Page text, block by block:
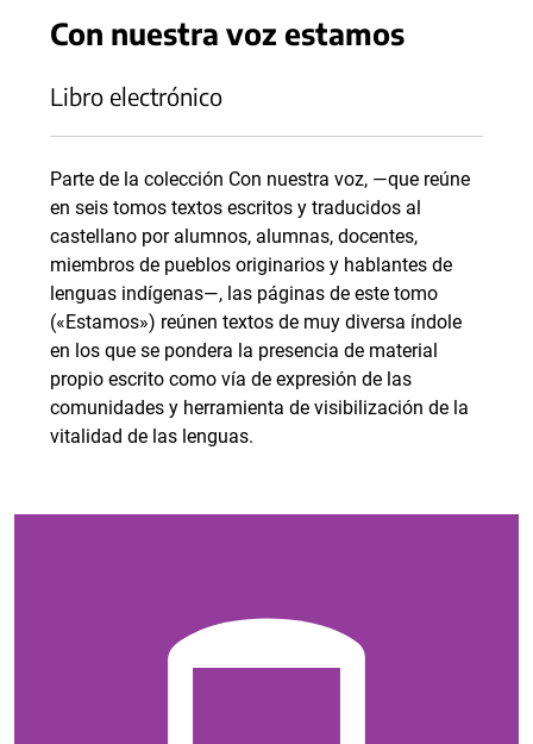
Con nuestra voz estamos
Libro electrónico
Parte de la colección Con nuestra voz, —que reúne
en seis tomos textos escritos y traducidos al
castellano por alumnos, alumnas, docentes,
miembros de pueblos originarios y hablantes de
lenguas indígenas—, las páginas de este tomo
(«Estamos») reúnen textos de muy diversa índole
en los que se pondera la presencia de material
propio escrito como vía de expresión de las
comunidades y herramienta de visibilización de la
vitalidad de las lenguas.